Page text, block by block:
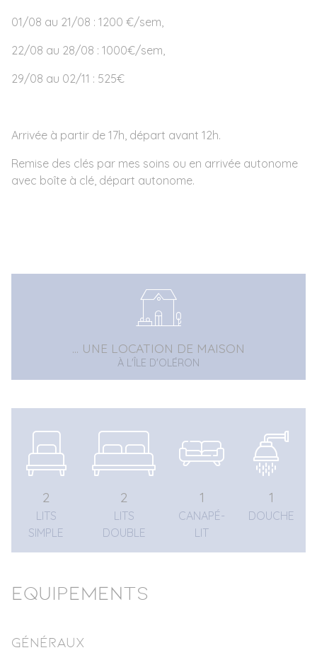
01/08 au 21/08 : 1200 €/sem,
22/08 au 28/08 : 1000€/sem,
29/08 au 02/11 : 525€
Arrivée à partir de 17h, départ avant 12h.
Remise des clés par mes soins ou en arrivée autonome
avec boîte à clé, départ autonome.
... UNE LOCATION DE MAISON
À L'ÎLE D'OLÉRON
2
LITS
SIMPLE
2
LITS
DOUBLE
1
CANAPÉ-
LIT
1
DOUCHE
Equipements
Généraux